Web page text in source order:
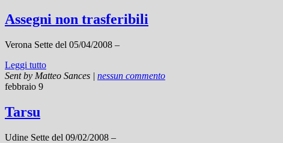
Assegni non trasferibili
Verona Sette del 05/04/2008 –
Leggi tutto
Sent by Matteo Sances | nessun commento
febbraio 9
Tarsu
Udine Sette del 09/02/2008 –